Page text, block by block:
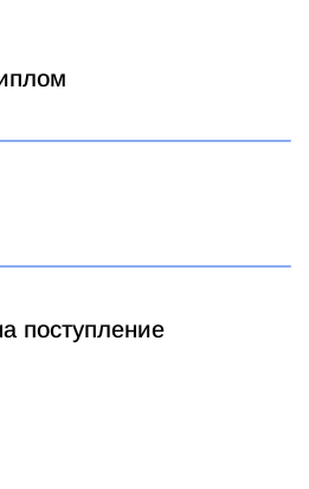
поступление